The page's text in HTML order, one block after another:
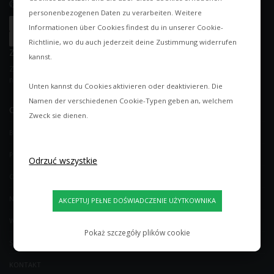
personenbezogenen Daten zu verarbeiten. Weitere
Informationen über Cookies findest du in unserer Cookie-
Richtlinie, wo du auch jederzeit deine Zustimmung widerrufen
kannst.
Unten kannst du Cookies aktivieren oder deaktivieren. Die
Namen der verschiedenen Cookie-Typen geben an, welchem
Zweck sie dienen.
Pokaż szczegóły plików cookie
ZAPISZ SIĘ DO NEWSLETTERA
OBSŁUGA KLIENTA
NOWOŚCI LAMPOWE